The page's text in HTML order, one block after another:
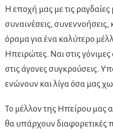
Η εποχή μας με τις ραγδαίες
συναινέσεις,
όραμα για ένα καλύτερο
Ηπειρώτες. Ναι στις
στις άγονες συγκρούσεις.
ενώνουν και λίγα όσα μας
Το μέλλον της Ηπείρου
θα υπάρχουν διαφορετικές